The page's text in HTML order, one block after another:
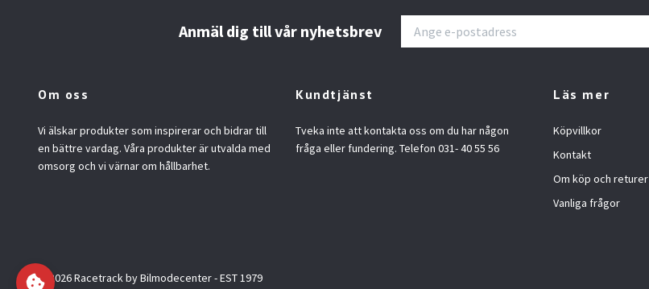
Anmäl dig till vår nyhetsbrev
Om oss
Vi älskar produkter som inspirerar och bidrar till
en bättre vardag. Våra produkter är utvalda med
omsorg och vi värnar om hållbarhet.
Kundtjänst
Tveka inte att kontakta oss om du har någon
fråga eller fundering. Telefon 031- 40 55 56
Läs mer
Köpvillkor
Kontakt
Om köp och returer
Vanliga frågor
© 2026 Racetrack by Bilmodecenter - EST 1979